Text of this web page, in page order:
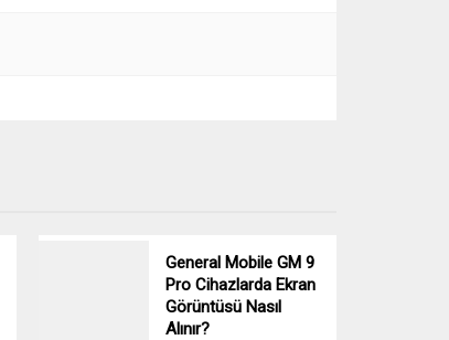
General Mobile GM 9
Pro Cihazlarda Ekran
Görüntüsü Nasıl
Alınır?